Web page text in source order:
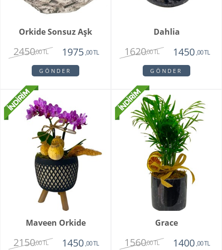
Orkide Sonsuz Aşk
2450,00 TL 1975 ,00 TL
GÖNDER
Dahlia
1620,00 TL 1450 ,00 TL
GÖNDER
Maveen Orkide
2150,00 TL 1450 ,00 TL
Grace
1560,00 TL 1400 ,00 TL